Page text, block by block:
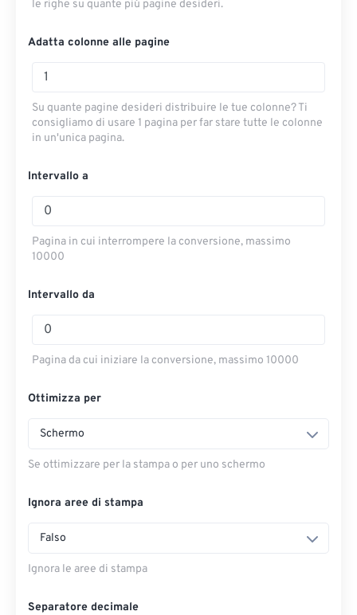
le righe su quante più pagine desideri.
Adatta colonne alle pagine
Su quante pagine desideri distribuire le tue colonne? Ti
consigliamo di usare 1 pagina per far stare tutte le colonne
in un'unica pagina.
Intervallo a
Pagina in cui interrompere la conversione, massimo
10000
Intervallo da
Pagina da cui iniziare la conversione, massimo 10000
Ottimizza per
Schermo
Se ottimizzare per la stampa o per uno schermo
Ignora aree di stampa
Falso
Ignora le aree di stampa
Separatore decimale